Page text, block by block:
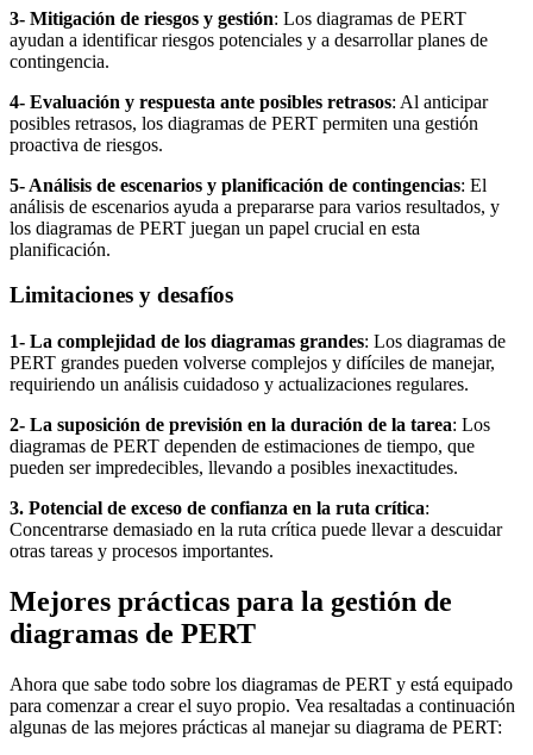
3- Mitigación de riesgos y gestión: Los diagramas de PERT
ayudan a identificar riesgos potenciales y a desarrollar planes de
contingencia.
4- Evaluación y respuesta ante posibles retrasos: Al anticipar
posibles retrasos, los diagramas de PERT permiten una gestión
proactiva de riesgos.
5- Análisis de escenarios y planificación de contingencias: El
análisis de escenarios ayuda a prepararse para varios resultados, y
los diagramas de PERT juegan un papel crucial en esta
planificación.
Limitaciones y desafíos
1- La complejidad de los diagramas grandes: Los diagramas de
PERT grandes pueden volverse complejos y difíciles de manejar,
requiriendo un análisis cuidadoso y actualizaciones regulares.
2- La suposición de previsión en la duración de la tarea: Los
diagramas de PERT dependen de estimaciones de tiempo, que
pueden ser impredecibles, llevando a posibles inexactitudes.
3. Potencial de exceso de confianza en la ruta crítica:
Concentrarse demasiado en la ruta crítica puede llevar a descuidar
otras tareas y procesos importantes.
Mejores prácticas para la gestión de
diagramas de PERT
Ahora que sabe todo sobre los diagramas de PERT y está equipado
para comenzar a crear el suyo propio. Vea resaltadas a continuación
algunas de las mejores prácticas al manejar su diagrama de PERT: